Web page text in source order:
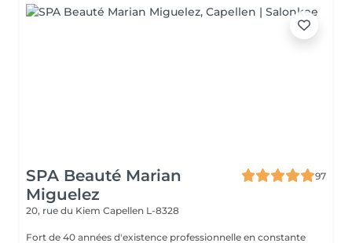
SPA Beauté Marian
Miguelez
97
20, rue du Kiem Capellen L-8328
Fort de 40 années d'existence professionnelle en constante